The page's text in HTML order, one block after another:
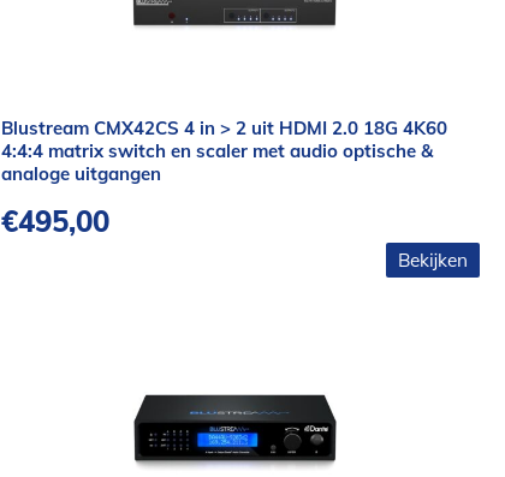
Blustream CMX42CS 4 in > 2 uit HDMI 2.0 18G 4K60
4:4:4 matrix switch en scaler met audio optische &
analoge uitgangen
€495,00
Bekijken